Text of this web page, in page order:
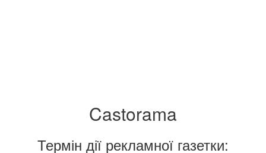
Castorama
Термін дії рекламної газетки: